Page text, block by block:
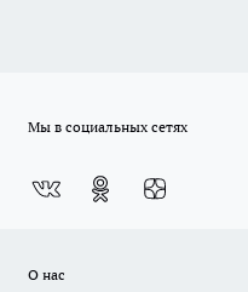
Мы в социальных сетях
О нас